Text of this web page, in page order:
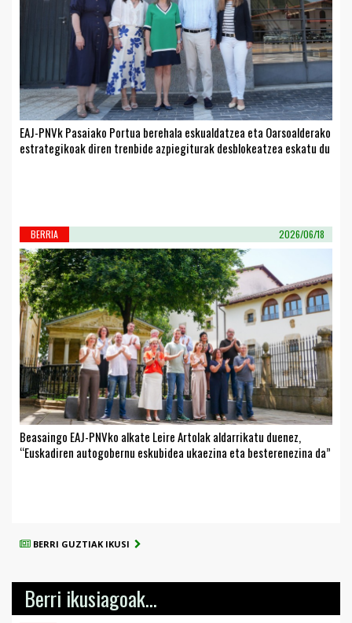
EAJ-PNVk Pasaiako Portua berehala eskualdatzea eta Oarsoalderako
estrategikoak diren trenbide azpiegiturak desblokeatzea eskatu du
BERRIA 2026/06/18
Beasaingo EAJ-PNVko alkate Leire Artolak aldarrikatu duenez,
“Euskadiren autogobernu eskubidea ukaezina eta besterenezina da”
BERRI GUZTIAK IKUSI
Berri ikusiagoak...